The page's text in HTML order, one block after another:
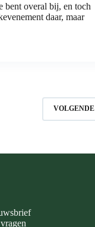
bent overal bij, en toch
daar, maar
VOLGENDE